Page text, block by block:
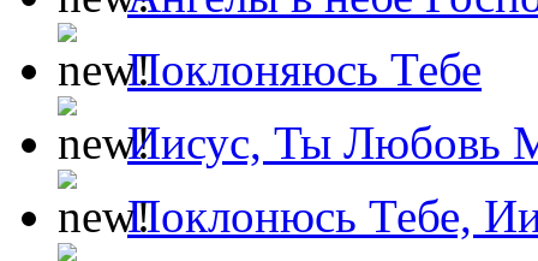
Поклоняюсь Тебе
Иисус, Ты Любовь
Поклонюсь Тебе,